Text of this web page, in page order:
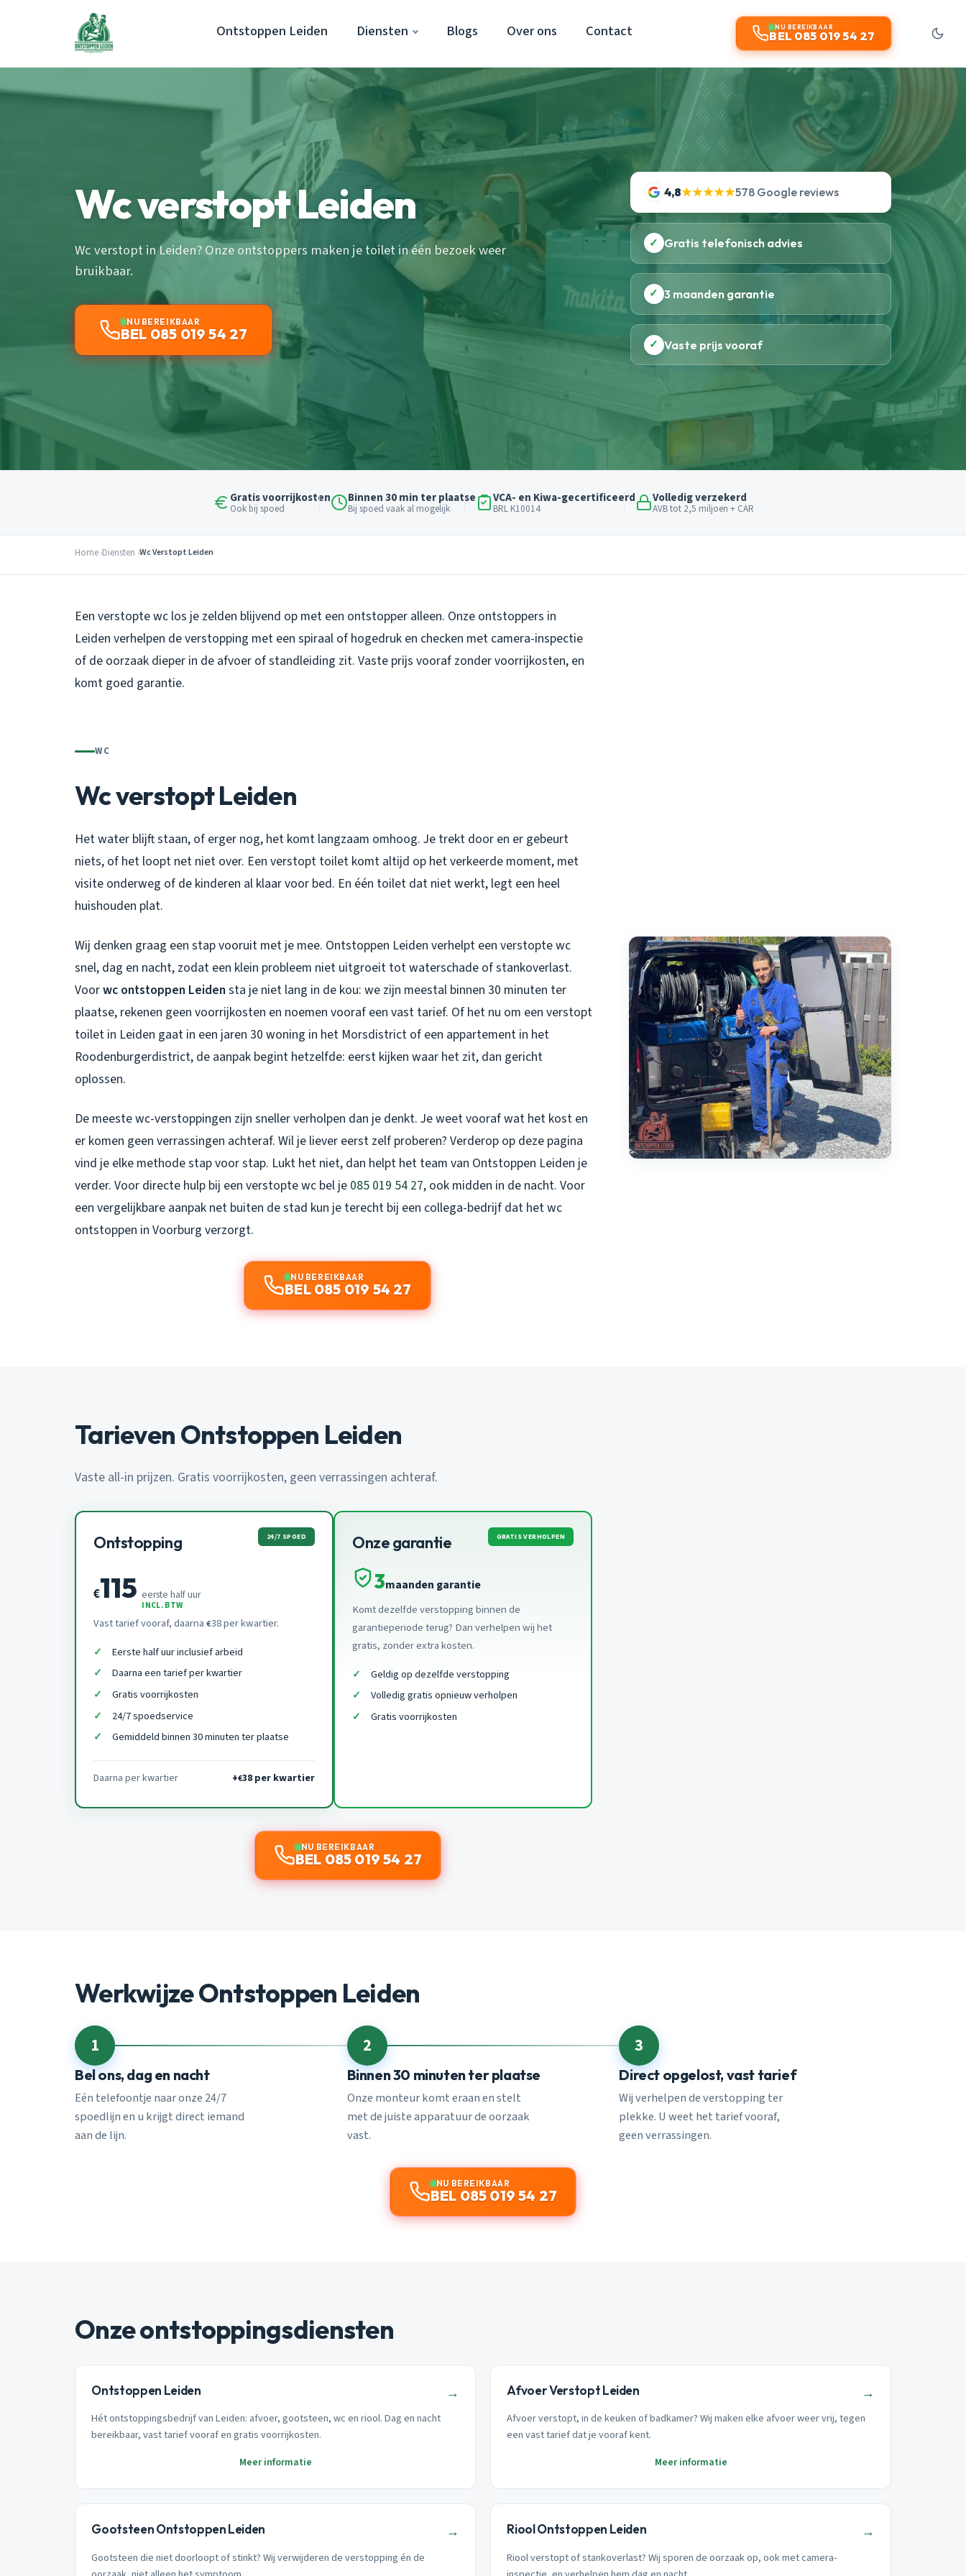
Ontstoppen Leiden Diensten Blogs Over ons Contact NU BEREIKBAAR
BEL 085 019 54 27
Wc verstopt Leiden
Wc verstopt in Leiden? Onze ontstoppers maken je toilet in één bezoek weer
bruikbaar.
NU BEREIKBAAR
BEL 085 019 54 27
4,8★★★★★578 Google reviews
✓ Gratis telefonisch advies
✓ 3 maanden garantie
✓ Vaste prijs vooraf
Gratis voorrijkosten
Ook bij spoed
Binnen 30 min ter plaatse
Bij spoed vaak al mogelijk
VCA- en Kiwa-gecertificeerd
BRL K10014
Volledig verzekerd
AVB tot 2,5 miljoen + CAR
Home Diensten Wc Verstopt Leiden
Een verstopte wc los je zelden blijvend op met een ontstopper alleen. Onze ontstoppers in
Leiden verhelpen de verstopping met een spiraal of hogedruk en checken met camera-inspectie
of de oorzaak dieper in de afvoer of standleiding zit. Vaste prijs vooraf zonder voorrijkosten, en
komt goed garantie.
WC
Wc verstopt Leiden
Het water blijft staan, of erger nog, het komt langzaam omhoog. Je trekt door en er gebeurt
niets, of het loopt net niet over. Een verstopt toilet komt altijd op het verkeerde moment, met
visite onderweg of de kinderen al klaar voor bed. En één toilet dat niet werkt, legt een heel
huishouden plat.
Wij denken graag een stap vooruit met je mee. Ontstoppen Leiden verhelpt een verstopte wc
snel, dag en nacht, zodat een klein probleem niet uitgroeit tot waterschade of stankoverlast.
Voorwc ontstoppen Leiden sta je niet lang in de kou: we zijn meestal binnen 30 minuten ter
plaatse, rekenen geen voorrijkosten en noemen vooraf een vast tarief. Of het nu om een verstopt
toilet in Leiden gaat in een jaren 30 woning in het Morsdistrict of een appartement in het
Roodenburgerdistrict, de aanpak begint hetzelfde: eerst kijken waar het zit, dan gericht
oplossen.
De meeste wc-verstoppingen zijn sneller verholpen dan je denkt. Je weet vooraf wat het kost en
er komen geen verrassingen achteraf. Wil je liever eerst zelf proberen? Verderop op deze pagina
vind je elke methode stap voor stap. Lukt het niet, dan helpt het team van Ontstoppen Leiden je
verder. Voor directe hulp bij een verstopte wc bel je 085 019 54 27, ook midden in de nacht. Voor
een vergelijkbare aanpak net buiten de stad kun je terecht bij een collega-bedrijf dat hetwc
ontstoppen in Voorburg verzorgt.
NU BEREIKBAAR
BEL 085 019 54 27
Tarieven Ontstoppen Leiden
Vaste all-in prijzen. Gratis voorrijkosten, geen verrassingen achteraf.
Ontstopping 24/7 SPOED
€115 eerste half uur
INCL. BTW
Vast tarief vooraf, daarna €38 per kwartier.
Eerste half uur inclusief arbeid
Daarna een tarief per kwartier
Gratis voorrijkosten
24/7 spoedservice
Gemiddeld binnen 30 minuten ter plaatse
Daarna per kwartier +€38 per kwartier
Onze garantie GRATIS VERHOLPEN
3maanden garantie
Komt dezelfde verstopping binnen de
garantieperiode terug? Dan verhelpen wij het
gratis, zonder extra kosten.
Geldig op dezelfde verstopping
Volledig gratis opnieuw verholpen
Gratis voorrijkosten
NU BEREIKBAAR
BEL 085 019 54 27
Werkwijze Ontstoppen Leiden
1
Bel ons, dag en nacht
Eén telefoontje naar onze 24/7
spoedlijn en u krijgt direct iemand
aan de lijn.
2
Binnen 30 minuten ter plaatse
Onze monteur komt eraan en stelt
met de juiste apparatuur de oorzaak
vast.
3
Direct opgelost, vast tarief
Wij verhelpen de verstopping ter
plekke. U weet het tarief vooraf,
geen verrassingen.
NU BEREIKBAAR
BEL 085 019 54 27
Onze ontstoppingsdiensten
Ontstoppen Leiden →
Hét ontstoppingsbedrijf van Leiden: afvoer, gootsteen, wc en riool. Dag en nacht
bereikbaar, vast tarief vooraf en gratis voorrijkosten.
Meer informatie
Afvoer Verstopt Leiden →
Afvoer verstopt, in de keuken of badkamer? Wij maken elke afvoer weer vrij, tegen
een vast tarief dat je vooraf kent.
Meer informatie
Gootsteen Ontstoppen Leiden →
Gootsteen die niet doorloopt of stinkt? Wij verwijderen de verstopping én de
Riool Ontstoppen Leiden →
Riool verstopt of stankoverlast? Wij sporen de oorzaak op, ook met camera-